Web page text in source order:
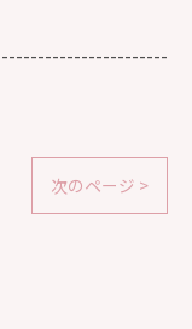
次のページ >